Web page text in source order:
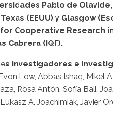
Pablo de
(EEUU) y Glasgow
Cooperative Research
Cabrera (IQF).
s investigadores e
Low, Abbas Ishaq, Mikel
Rosa Antón, Sofía Bali,
A. Joachimiak, Javier